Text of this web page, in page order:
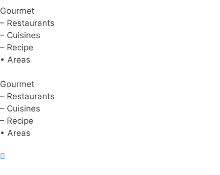
Gourmet
– Restaurants
– Cuisines
– Recipe
• Areas
Gourmet
– Restaurants
– Cuisines
– Recipe
• Areas